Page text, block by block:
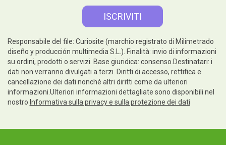
Responsabile del file: Curiosite (marchio registrato di Milimetrado
diseño y producción multimedia S.L.). Finalità: invio di informazioni
su ordini, prodotti o servizi. Base giuridica: consenso.Destinatari: i
dati non verranno divulgati a terzi. Diritti di accesso, rettifica e
cancellazione dei dati nonché altri diritti come da ulteriori
informazioni.Ulteriori informazioni dettagliate sono disponibili nel
nostro Informativa sulla privacy e sulla protezione dei dati